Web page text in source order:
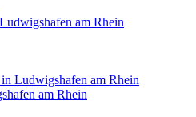
am Rhein
Ludwigshafen am Rhein
am Rhein